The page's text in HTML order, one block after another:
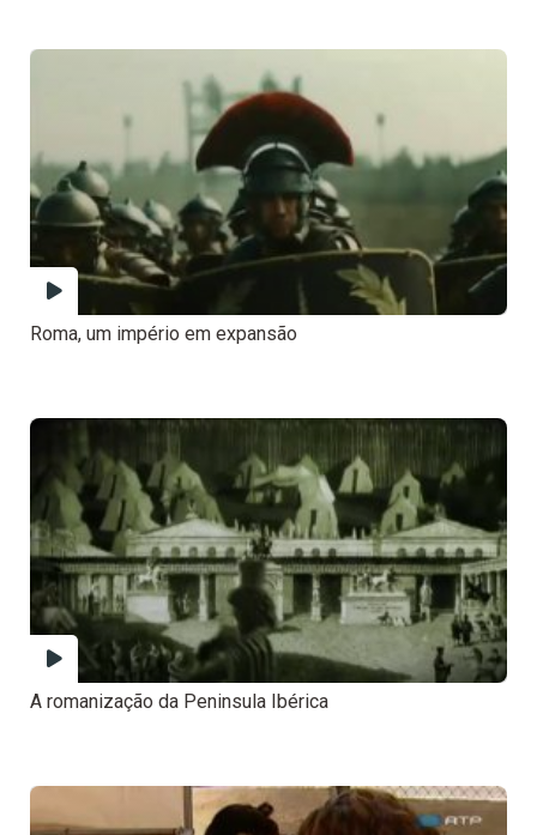
Roma, um império em expansão
A romanização da Peninsula Ibérica